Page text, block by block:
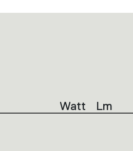
Watt Lm